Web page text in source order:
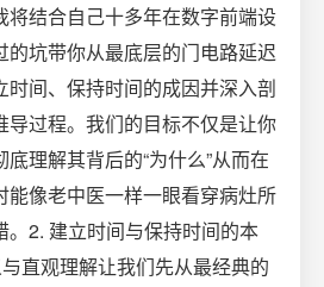
将结合自己十多年在数字前端设
的坑带你从最底层的门电路延迟
时间、保持时间的成因并深入剖
导过程。我们的目标不仅是让你
理解其背后的“为什么”从而在
能像老中医一样一眼看穿病灶所
。2. 建立时间与保持时间的本
直观理解让我们先从最经典的